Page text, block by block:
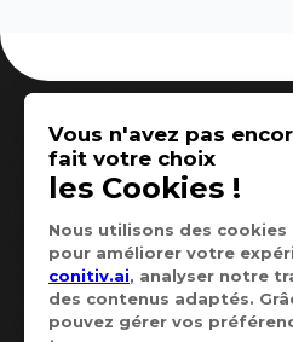
Conitiv